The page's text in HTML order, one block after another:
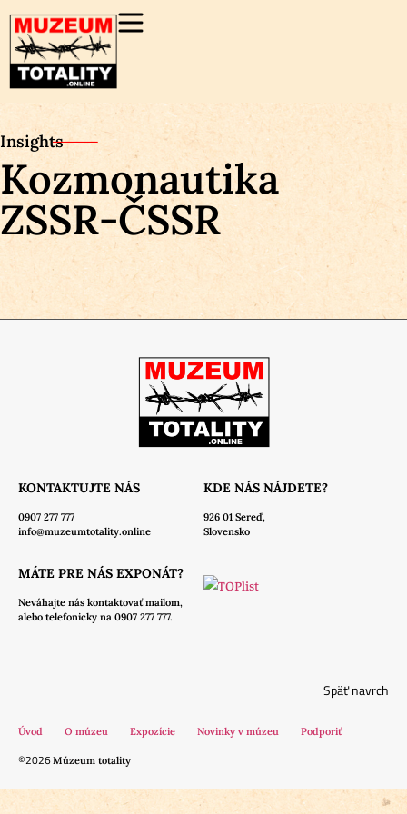
Insights
Kozmonautika
ZSSR-ČSSR
KONTAKTUJTE NÁS
0907 277 777
info@muzeumtotality.online
KDE NÁS NÁJDETE?
926 01 Sereď,
Slovensko
MÁTE PRE NÁS EXPONÁT?
Neváhajte nás kontaktovať mailom,
alebo telefonicky na 0907 277 777.
Späť navrch
Úvod O múzeu Expozície Novinky v múzeu Podporiť
©2026Múzeum totality